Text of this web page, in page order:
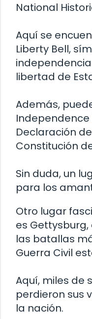
National
Aquí se
Liberty Bell,
libertad de
Además,
Independence
Declaración
Constitución
Sin duda, un
para los
Otro lugar
es
las batallas
Guerra Civil
Aquí, miles de
perdieron sus
la nación.